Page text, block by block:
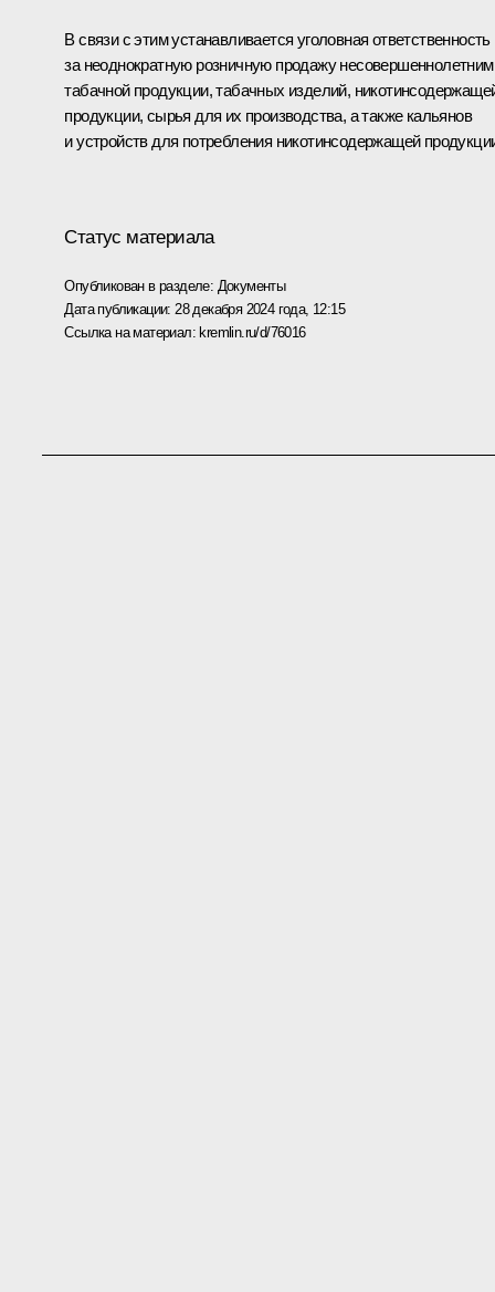
В связи с этим устанавливается уголовная ответственность
за неоднократную розничную продажу несовершеннолетним
табачной продукции, табачных изделий,
продукции, сырья для их производства, а также кальянов
и устройств для потребления никотинсодержащей
Статус материала
Опубликован в разделе: Документы
Дата публикации: 28 декабря 2024 года, 12:15
Ссылка на материал: kremlin.ru/d/76016